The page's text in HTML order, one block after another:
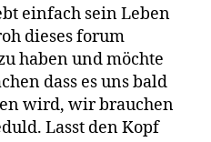
einfach sein Leben
dieses forum
haben und möchte
dass es uns bald
wird, wir brauchen
Lasst den Kopf